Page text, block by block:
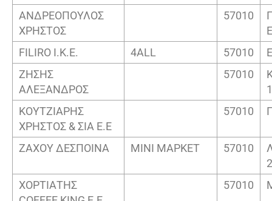
ΑΝΔΡΕΟΠΟΥΛΟΣ
ΧΡΗΣΤΟΣ
57010
FILIRO I.K.E.
4ALL 57010
ΖΗΣΗΣ
ΑΛΕΞΑΝΔΡΟΣ
57010
ΚΟΥΤΖΙΑΡΗΣ
ΧΡΗΣΤΟΣ & ΣΙΑ Ε.Ε
57010
ΖΑΧΟΥ ΔΕΣΠΟΙΝΑ ΜΙΝΙ ΜΑΡΚΕΤ 57010
ΧΟΡΤΙΑΤΗΣ
57010